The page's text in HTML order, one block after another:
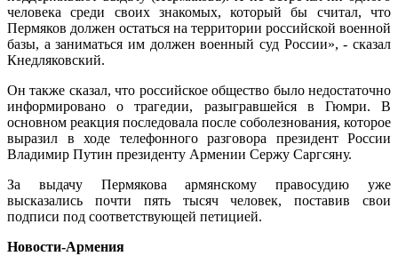
человека среди своих знакомых, который бы считал, что
Пермяков должен остаться на территории российской военной
базы, а заниматься им должен военный суд России», - сказал
Кнедляковский.
Он также сказал, что российское общество было недостаточно
информировано о трагедии, разыгравшейся в Гюмри. В
основном реакция последовала после соболезнования, которое
выразил в ходе телефонного разговора президент России
Владимир Путин президенту Армении Сержу Саргсяну.
За выдачу Пермякова армянскому правосудию уже
высказались почти пять тысяч человек, поставив свои
подписи под соответствующей петицией.
Новости-Армения